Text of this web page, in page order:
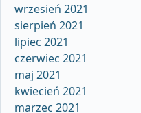
wrzesień 2021
sierpień 2021
lipiec 2021
czerwiec 2021
maj 2021
kwiecień 2021
marzec 2021